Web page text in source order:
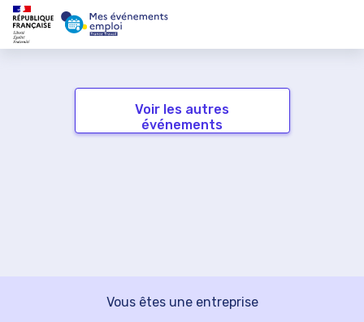
Voir les autres
événements
Vous êtes une entreprise